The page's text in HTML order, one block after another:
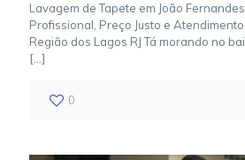
Lavagem de Tapete em João
Profissional, Preço Justo e
Região dos Lagos RJ Tá morando no
[…]
0